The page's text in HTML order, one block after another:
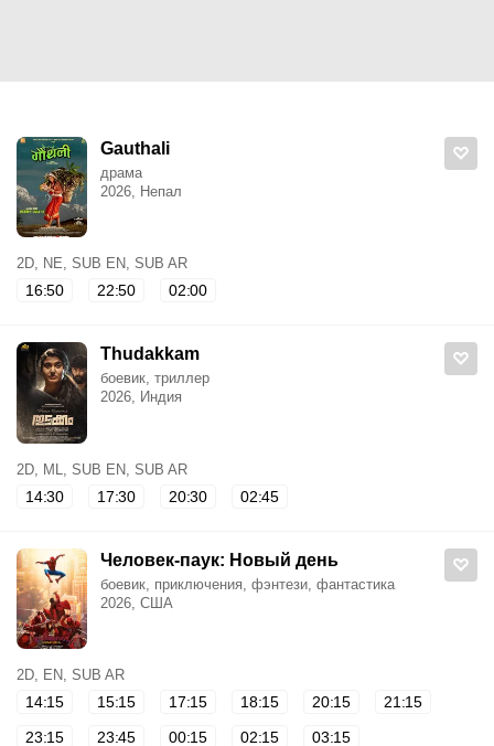
Gauthali
драма
2026, Непал
2D, NE, SUB EN, SUB AR
16:50 22:50 02:00
Thudakkam
боевик, триллер
2026, Индия
2D, ML, SUB EN, SUB AR
14:30 17:30 20:30 02:45
Человек-паук: Новый день
боевик, приключения, фэнтези, фантастика
2026, США
2D, EN, SUB AR
14:15 15:15 17:15 18:15 20:15
21:15
23:15
23:45 00:15 02:15 03:15